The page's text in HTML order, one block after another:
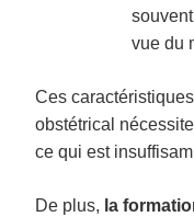
vue du
Ces
obstétrical
ce qui est
De plus, la